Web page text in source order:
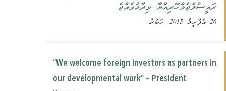
ރައީސުލްޖުމްހޫރިއްޔާ ވިދާޅުވެއްޖެ
“We welcome foreign investors as partners in
our developmental work” – President